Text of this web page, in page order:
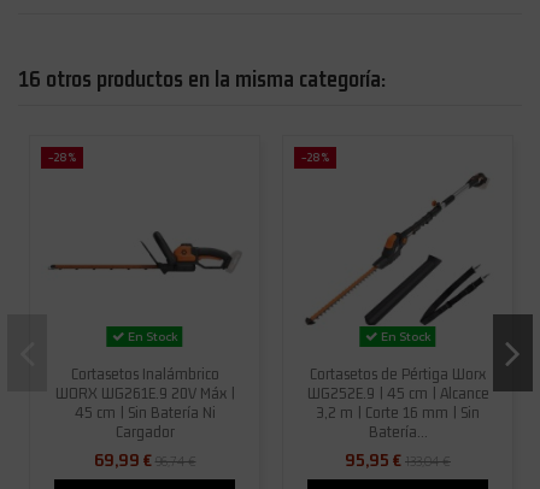
16 otros productos en la misma categoría:
-28%
En Stock
Cortasetos Inalámbrico
WORX WG261E.9 20V Máx |
45 cm | Sin Batería Ni
Cargador
69,99 €96,74 €
-28%
En Stock
Cortasetos de Pértiga Worx
WG252E.9 | 45 cm | Alcance
3,2 m | Corte 16 mm | Sin
Batería...
95,95 €133,04 €